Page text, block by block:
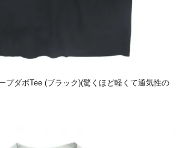
プダボTee (ブラック)(驚くほど軽くて通気性の